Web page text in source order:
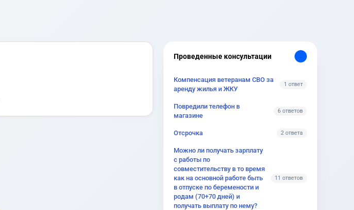
Проведенные консультации
Компенсация ветеранам СВО за
аренду жилья и ЖКУ
1 ответ
Повредили телефон в
магазине
6 ответов
Отсрочка 2 ответа
Можно ли получать зарплату
с работы по
совместительству в то время
как на основной работе быть
в отпуске по беремености и
родам (70+70 дней) и
получать выплату по нему?
11 ответов